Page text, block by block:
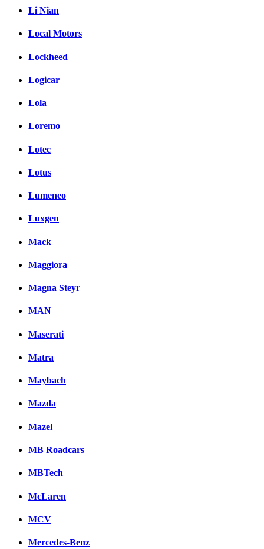
Li Nian
Local Motors
Lockheed
Logicar
Lola
Loremo
Lotec
Lotus
Lumeneo
Luxgen
Mack
Maggiora
Magna Steyr
MAN
Maserati
Matra
Maybach
Mazda
Mazel
MB Roadcars
MBTech
McLaren
MCV
Mercedes-Benz